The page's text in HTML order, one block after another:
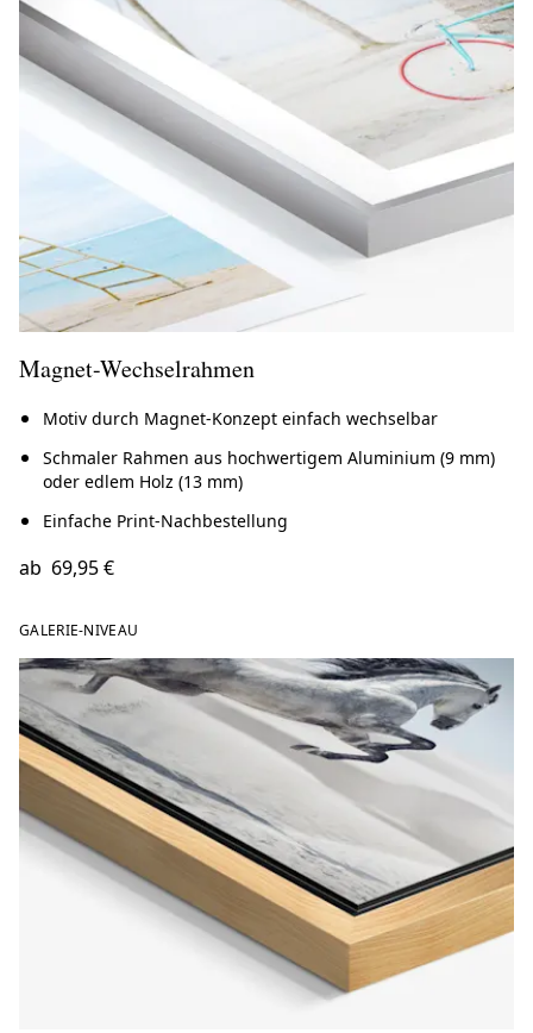
m
e
n
Magnet-Wechselrahmen
Motiv durch Magnet-Konzept einfach wechselbar
Schmaler Rahmen aus hochwertigem Aluminium (9 mm)
oder edlem Holz (13 mm)
Einfache Print-Nachbestellung
ab 69,95 €
GALERIE-NIVEAU